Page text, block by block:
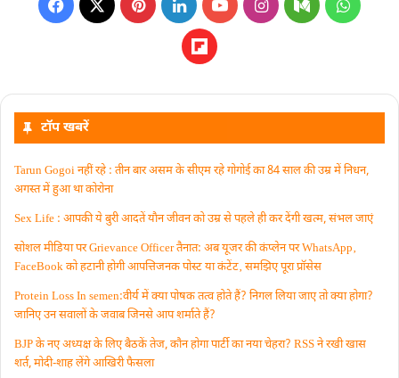
टॉप खबरें
Tarun Gogoi नहीं रहे : तीन बार असम के सीएम रहे गोगोई का 84 साल की उम्र में निधन,
अगस्त में हुआ था कोरोना
Sex Life : आपकी ये बुरी आदतें याैन जीवन को उम्र से पहले ही कर देंगी खत्म, संभल जाएं
सोशल मीडिया पर Grievance Officer तैनात: अब यूजर की कंप्लेन पर WhatsApp‚
FaceBook को हटानी होगी आपत्तिजनक पोस्ट या कंटेंट‚ समझिए पूरा प्रॉसेस
Protein Loss In semen:वीर्य में क्या पोषक तत्व होते हैं? निगल लिया जाए तो क्या होगा?
जानिए उन सवालों के जवाब जिनसे आप शर्माते हैं?
BJP के नए अध्यक्ष के लिए बैठकें तेज, कौन होगा पार्टी का नया चेहरा? RSS ने रखी खास
शर्त, मोदी-शाह लेंगे आखिरी फैसला